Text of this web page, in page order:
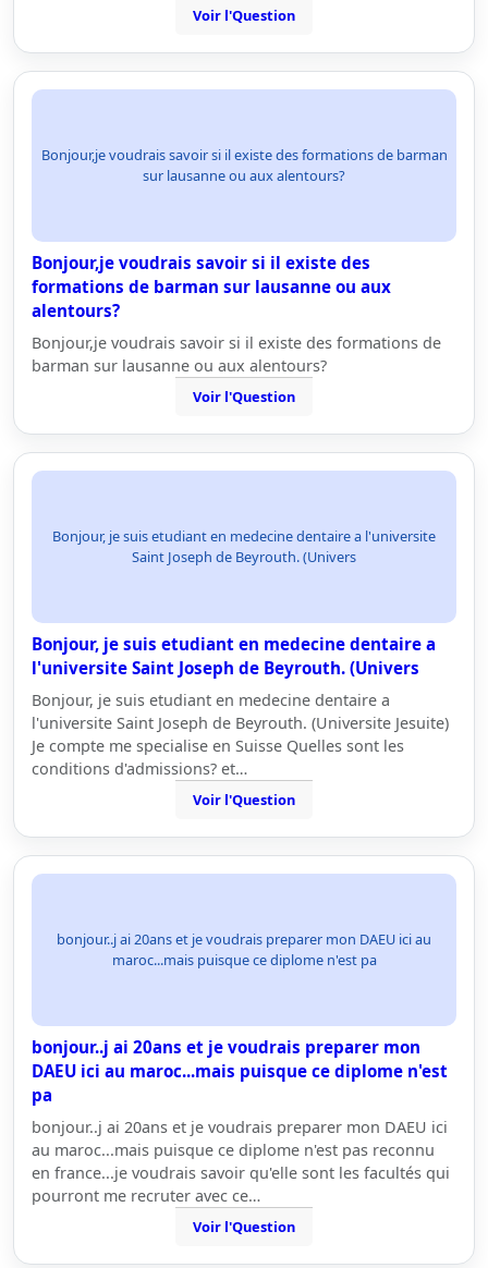
Voir l'Question
Bonjour,je voudrais savoir si il existe des formations de barman
sur lausanne ou aux alentours?
Bonjour,je voudrais savoir si il existe des
formations de barman sur lausanne ou aux
alentours?
Bonjour,je voudrais savoir si il existe des formations de
barman sur lausanne ou aux alentours?
Voir l'Question
Bonjour, je suis etudiant en medecine dentaire a l'universite
Saint Joseph de Beyrouth. (Univers
Bonjour, je suis etudiant en medecine dentaire a
l'universite Saint Joseph de Beyrouth. (Univers
Bonjour, je suis etudiant en medecine dentaire a
l'universite Saint Joseph de Beyrouth. (Universite Jesuite)
Je compte me specialise en Suisse Quelles sont les
conditions d'admissions? et…
Voir l'Question
bonjour..j ai 20ans et je voudrais preparer mon DAEU ici au
maroc...mais puisque ce diplome n'est pa
bonjour..j ai 20ans et je voudrais preparer mon
DAEU ici au maroc...mais puisque ce diplome n'est
pa
bonjour..j ai 20ans et je voudrais preparer mon DAEU ici
au maroc...mais puisque ce diplome n'est pas reconnu
en france...je voudrais savoir qu'elle sont les facultés qui
pourront me recruter avec ce…
Voir l'Question